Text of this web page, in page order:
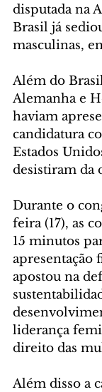
disputada na
Brasil já
masculinas,
Além do
Alemanha e
haviam
candidatura
Estados
desistiram da
Durante o
feira (17), as
15 minutos
apresentação
apostou na
liderança
direito das
Além disso a